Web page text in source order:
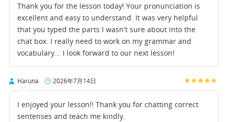
Thank you for the lesson today! Your pronunciation is
excellent and easy to understand. It was very helpful
that you typed the parts I wasn't sure about into the
chat box. I really need to work on my grammar and
vocabulary... I look forward to our next lesson!
Haruna 2026年7月14日
I enjoyed your lesson!! Thank you for chatting correct
sentenses and teach me kindly.